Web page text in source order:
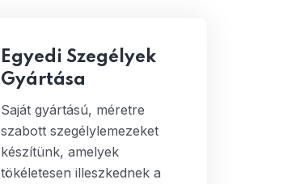
Egyedi Szegélyek
Gyártása
Saját gyártású, méretre
szabott szegélylemezeket
készítünk, amelyek
tökéletesen illeszkednek a